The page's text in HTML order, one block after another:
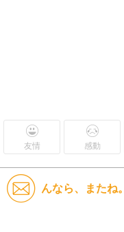
友情 感動
んなら、またね